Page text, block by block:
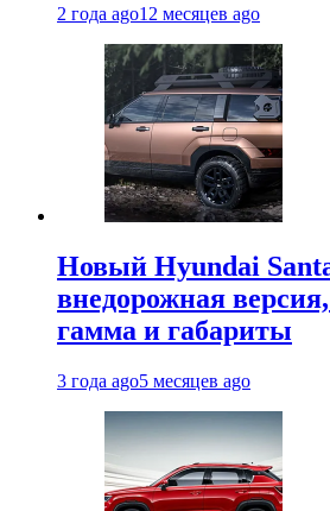
2 года ago12 месяцев ago
Новый Hyundai
внедорожная
гамма и габариты
3 года ago5 месяцев ago